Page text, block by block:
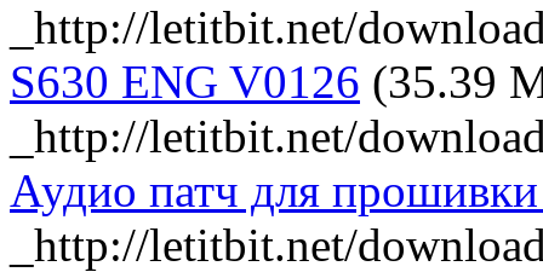
_http://letitbit.net/
S630 ENG V0126 (35.39
_http://letitbit.net/
Аудио патч для
_http://letitbit.net/